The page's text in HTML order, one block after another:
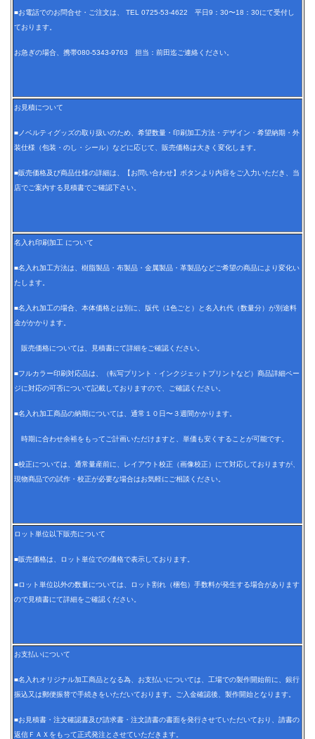
■お電話でのお問合せ・ご注文は、 TEL 0725-53-4622 平日9：30〜18：30にて受付し
ております。
お急ぎの場合、携帯080-5343-9763 担当：前田迄ご連絡ください。
お見積について
■ノベルティグッズの取り扱いのため、希望数量・印刷加工方法・デザイン・希望納期・外
装仕様（包装・のし・シール）などに応じて、販売価格は大きく変化します。
■販売価格及び商品仕様の詳細は、【お問い合わせ】ボタンより内容をご入力いただき、当
店でご案内する見積書でご確認下さい。
名入れ印刷加工 について
■名入れ加工方法は、樹脂製品・布製品・金属製品・革製品などご希望の商品により変化い
たします。
■名入れ加工の場合、本体価格とは別に、版代（1色ごと）と名入れ代（数量分）が別途料
金がかかります。
販売価格については、見積書にて詳細をご確認ください。
■フルカラー印刷対応品は、（転写プリント・インクジェットプリントなど）商品詳細ペー
ジに対応の可否について記載しておりますので、ご確認ください。
■名入れ加工商品の納期については、通常１０日〜３週間かかります。
時期に合わせ余裕をもってご計画いただけますと、単価も安くすることが可能です。
■校正については、通常量産前に、レイアウト校正（画像校正）にて対応しておりますが、
現物商品での試作・校正が必要な場合はお気軽にご相談ください。
ロット単位以下販売について
■販売価格は、ロット単位での価格で表示しております。
■ロット単位以外の数量については、ロット割れ（梱包）手数料が発生する場合があります
ので見積書にて詳細をご確認ください。
お支払いについて
■名入れオリジナル加工商品となる為、お支払いについては、工場での製作開始前に、銀行
振込又は郵便振替で手続きをいただいております。ご入金確認後、製作開始となります。
■お見積書・注文確認書及び請求書・注文請書の書面を発行させていただいており、請書の
返信ＦＡＸをもって正式発注とさせていただきます。